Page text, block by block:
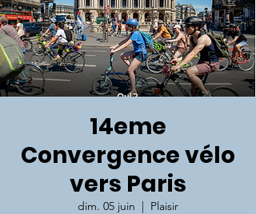
14eme
Convergence vélo
vers Paris
dim. 05 juin
  |
Plaisir